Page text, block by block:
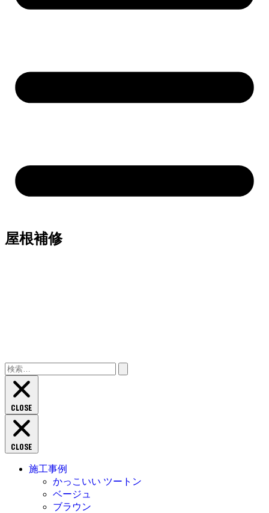
屋根補修
検
索:
CLOSE
CLOSE
施工事例
かっこいい ツートン
ベージュ
ブラウン